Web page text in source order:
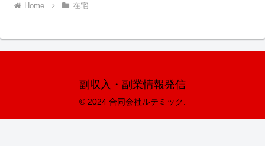
Home 在宅
副収入・副業情報発信
© 2024 合同会社ルテミック.